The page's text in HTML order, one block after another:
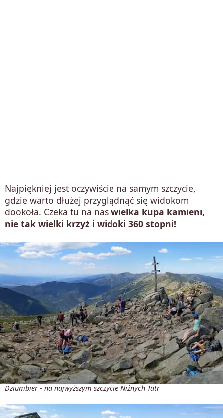
Najpiękniej jest oczywiście na samym szczycie,
gdzie warto dłużej przyglądnąć się widokom
dookoła. Czeka tu na nas wielka kupa kamieni,
nie tak wielki krzyż i widoki 360 stopni!
Dziumbier - na najwyższym szczycie Niżnych Tatr